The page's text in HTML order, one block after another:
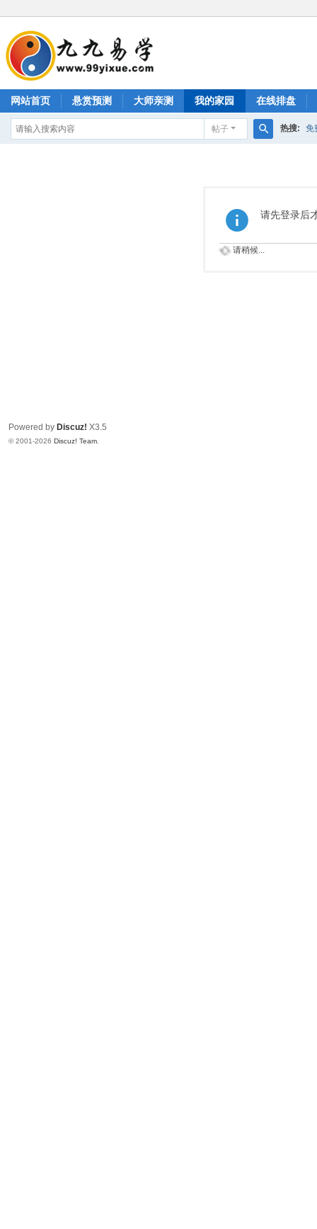
网站首页 悬赏预测 大师亲测 我的家园 在线排盘
帖子 热搜: 免
请先登录后
请稍候...
Powered by Discuz! X3.5
© 2001-2026 Discuz! Team